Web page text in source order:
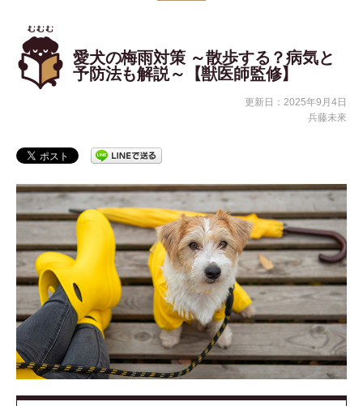
愛犬の梅雨対策 ～散歩する？病気と
予防法も解説～【獣医師監修】
更新日：2025年9月4日
兵藤未來